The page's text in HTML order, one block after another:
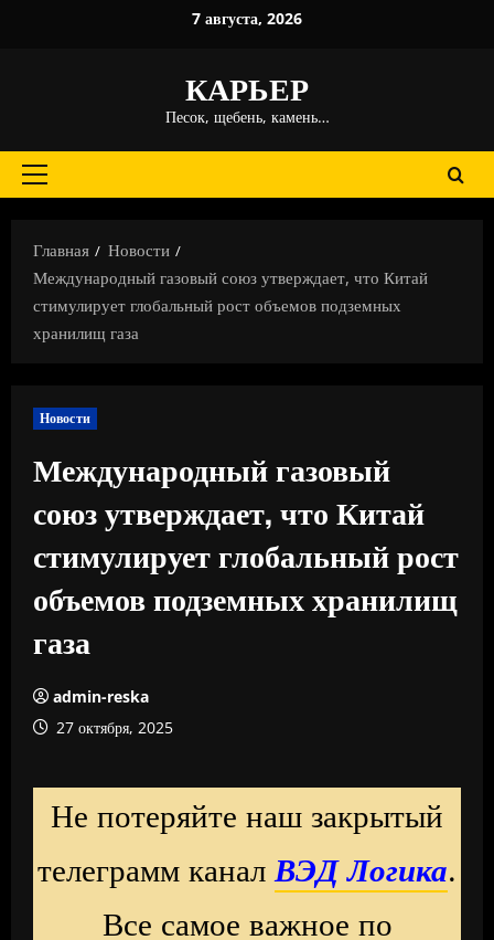
7 августа, 2026
КАРЬЕР
Песок, щебень, камень…
Основное
Главная
Новости
Международный газовый союз утверждает, что Китай
стимулирует глобальный рост объемов подземных
хранилищ газа
Новости
Международный газовый
союз утверждает, что Китай
стимулирует глобальный рост
объемов подземных хранилищ
газа
admin-reska
27 октября, 2025
Не потеряйте наш закрытый
телеграмм каналВЭД Логика.
Все самое важное по